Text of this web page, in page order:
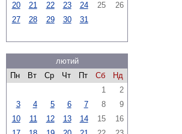
20
21 22 23 24 25
26
27
28 29 30 31
лютий
Пн
Вт Ср Чт Пт Сб
Нд
1
2
3
4 5 6 7 8
9
10
11 12 13 14 15
16